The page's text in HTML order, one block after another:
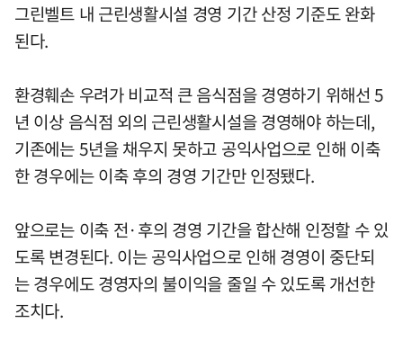
그린벨트 내 근린생활시설 경영 기간 산정 기준도 완화
된다.
환경훼손 우려가 비교적 큰 음식점을 경영하기 위해선 5
년 이상 음식점 외의 근린생활시설을 경영해야 하는데,
기존에는 5년을 채우지 못하고 공익사업으로 인해 이축
한 경우에는 이축 후의 경영 기간만 인정됐다.
앞으로는 이축 전·후의 경영 기간을 합산해 인정할 수 있
도록 변경된다. 이는 공익사업으로 인해 경영이 중단되
는 경우에도 경영자의 불이익을 줄일 수 있도록 개선한
조치다.